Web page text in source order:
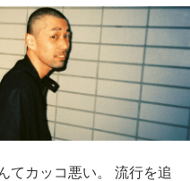
てカッコ悪い。 流行を追